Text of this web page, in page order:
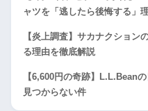
ャツを「逃したら後悔する」
【炎上調査】サカナクション
る理由を徹底解説
【6,600円の奇跡】L.L.Bean
見つからない件